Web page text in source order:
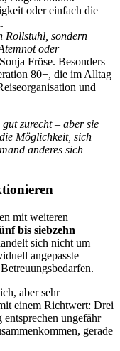
oder einfach die
Rollstuhl, sondern
oder
Fröse. Besonders
80+, die im Alltag
und
gut zurecht – aber sie
Möglichkeit, sich
anderes sich
mit weiteren
bis siebzehn
sich nicht um
angepasste
aber sehr
einem Richtwert: Drei
ungefähr
gerade